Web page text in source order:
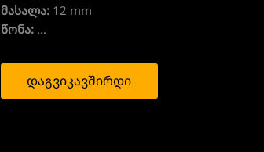
მასალა:12 mm
წონა:...
დაგვიკავშირდი